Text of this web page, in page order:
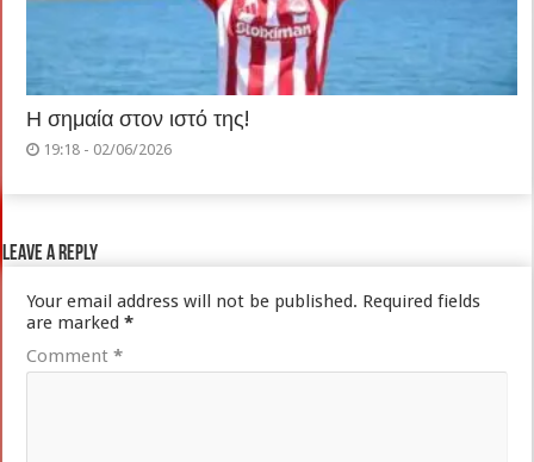
Η σημαία στον ιστό της!
19:18 - 02/06/2026
Leave a Reply
Your email address will not be published. Required fields
are marked*
Comment*